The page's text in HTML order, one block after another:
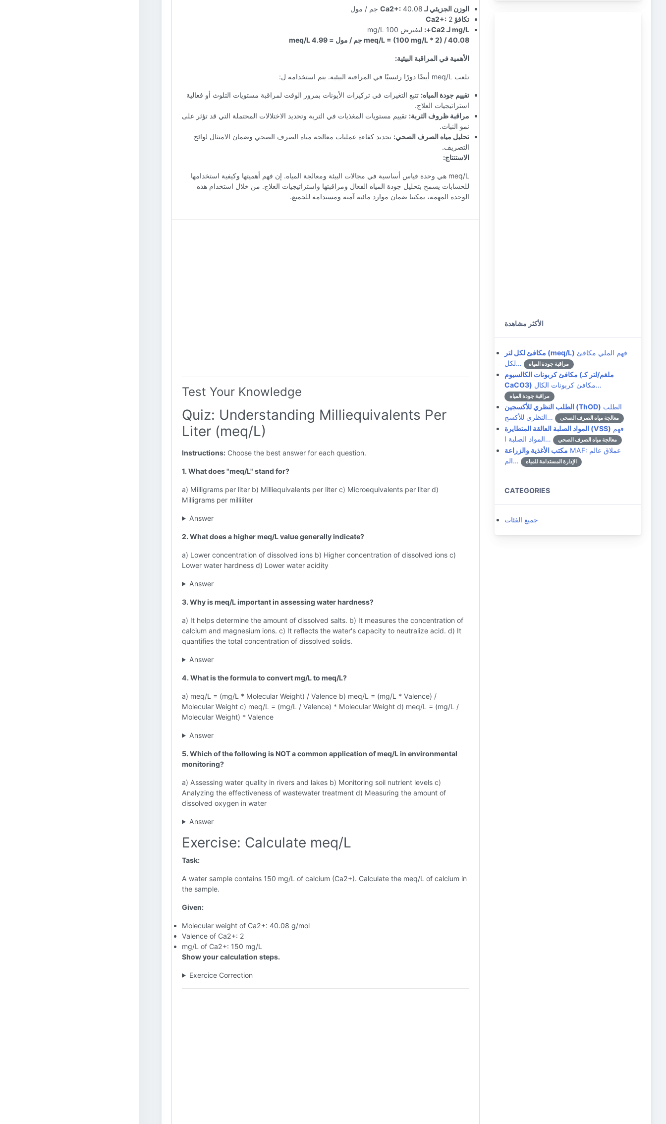
الوزن الجزيئي لـ Ca2+: 40.08 جم / مول
تكافؤ Ca2+: 2
mg/L لـ Ca2+:
لنفترض 100 mg/L
meq/L = (100 mg/L * 2) / 40.08 جم / مول = 4.99 meq/L
الأهمية في المراقبة البيئية:
تلعب meq/L أيضًا دورًا رئيسيًا في المراقبة البيئية. يتم استخدامه ل:
تقييم جودة المياه: تتبع التغيرات في تركيزات الأيونات بمرور الوقت لمراقبة مستويات التلوث أو فعالية
استراتيجيات العلاج.
مراقبة ظروف التربة: تقييم مستويات المغذيات في التربة وتحديد الاختلالات المحتملة التي قد تؤثر على
نمو النبات.
تحليل مياه الصرف الصحي: تحديد كفاءة عمليات معالجة مياه الصرف الصحي وضمان الامتثال لوائح
التصريف.
الاستنتاج:
meq/L هي وحدة قياس أساسية في مجالات البيئة ومعالجة المياه. إن فهم أهميتها وكيفية استخدامها
للحسابات يسمح بتحليل جودة المياه الفعال ومراقبتها واستراتيجيات العلاج. من خلال استخدام هذه
الوحدة المهمة، يمكننا ضمان موارد مائية آمنة ومستدامة للجميع.
Test Your Knowledge
Quiz: Understanding Milliequivalents Per
Liter (meq/L)
Instructions: Choose the best answer for each question.
1. What does "meq/L" stand for?
a) Milligrams per liter b) Milliequivalents per liter c) Microequivalents per liter d)
Milligrams per milliliter
Answer
2. What does a higher meq/L value generally indicate?
a) Lower concentration of dissolved ions b) Higher concentration of dissolved ions c)
Lower water hardness d) Lower water acidity
Answer
3. Why is meq/L important in assessing water hardness?
a) It helps determine the amount of dissolved salts. b) It measures the concentration of
calcium and magnesium ions. c) It reflects the water's capacity to neutralize acid. d) It
quantifies the total concentration of dissolved solids.
Answer
4. What is the formula to convert mg/L to meq/L?
a) meq/L = (mg/L * Molecular Weight) / Valence b) meq/L = (mg/L * Valence) /
Molecular Weight c) meq/L = (mg/L / Valence) * Molecular Weight d) meq/L = (mg/L /
Molecular Weight) * Valence
Answer
5. Which of the following is NOT a common application of meq/L in environmental
monitoring?
a) Assessing water quality in rivers and lakes b) Monitoring soil nutrient levels c)
Analyzing the effectiveness of wastewater treatment d) Measuring the amount of
dissolved oxygen in water
Answer
Exercise: Calculate meq/L
Task:
A water sample contains 150 mg/L of calcium (Ca2+). Calculate the meq/L of calcium in
the sample.
Given:
Molecular weight of Ca2+: 40.08 g/mol
Valence of Ca2+: 2
mg/L of Ca2+: 150 mg/L
Show your calculation steps.
Exercice Correction
الأكثر مشاهدة
مكافئ لكل لتر (meq/L)
لكل…
مراقبة جودة المياه
مكافئ كربونات الكالسيوم (ملغم/لتر كـ
CaCO3)
مكافئ كربونات الكال…
مراقبة جودة المياه
الطلب النظري للأكسجين (ThOD)
النظري للأكسج…
معالجة مياه الصرف الصحي
المواد الصلبة العالقة المتطايرة (VSS)
المواد الصلبة ا…
معالجة مياه الصرف الصحي
مكتب الأغذية والزراعة MAF: عملاق عالم
الم…
الإدارة المستدامة للمياه
CATEGORIES
جميع الفئات